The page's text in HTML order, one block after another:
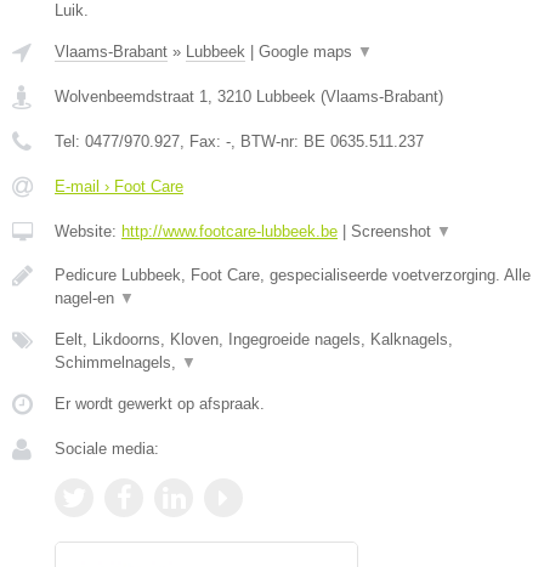
Luik.
Vlaams-Brabant » Lubbeek Google maps ▼
Wolvenbeemdstraat 1, 3210 Lubbeek (Vlaams-Brabant)
Tel: 0477/970.927, Fax: -, BTW-nr: BE 0635.511.237
E-mail › Foot Care
Website: http://www.footcare-lubbeek.be Screenshot ▼
Pedicure Lubbeek, Foot Care, gespecialiseerde voetverzorging. Alle
nagel-en ▼
Eelt, Likdoorns, Kloven, Ingegroeide nagels, Kalknagels,
Schimmelnagels, ▼
Er wordt gewerkt op afspraak.
Sociale media: